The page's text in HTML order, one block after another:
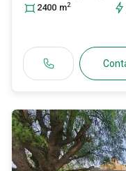
2400 m2